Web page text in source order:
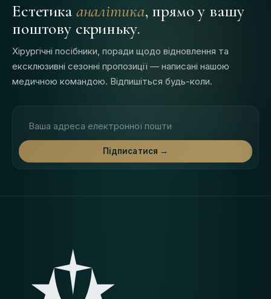
Естетикааналітика, прямо у вашу
поштову скриньку.
Хірургічні посібники, поради щодо відновлення та
ексклюзивні сезонні пропозиції — написані нашою
медичною командою. Відпишіться будь-коли.
Підписатися →